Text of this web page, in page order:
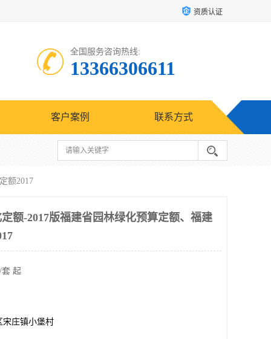
资质认证
全国服务咨询热线:
13366306611
客户案例 联系方式
额2017
额-2017版福建省园林绿化预算定额、福建
起
宋庄镇小堡村